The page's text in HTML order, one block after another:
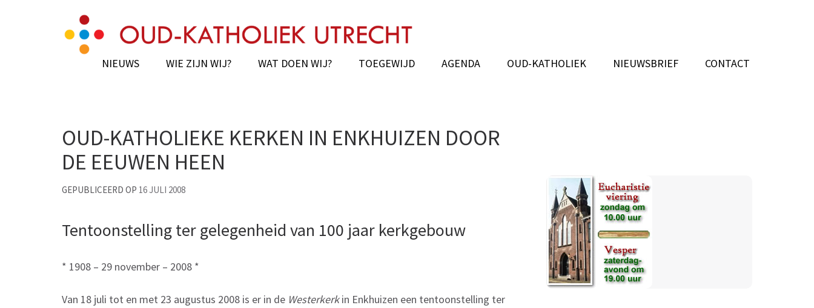
Oud-Katholieke Parochie van Utrecht
NIEUWS WIE ZIJN WIJ? WAT DOEN WIJ? TOEGEWIJD AGENDA OUD-KATHOLIEK NIEUWSBRIEF CONTACT
OUD-KATHOLIEKE KERKEN IN ENKHUIZEN DOOR
DE EEUWEN HEEN
GEPUBLICEERD OP 16 JULI 2008
Tentoonstelling ter gelegenheid van 100 jaar kerkgebouw
* 1908 – 29 november – 2008 *
Van 18 juli tot en met 23 augustus 2008 is er in de Westerkerkin Enkhuizen een tentoonstelling ter